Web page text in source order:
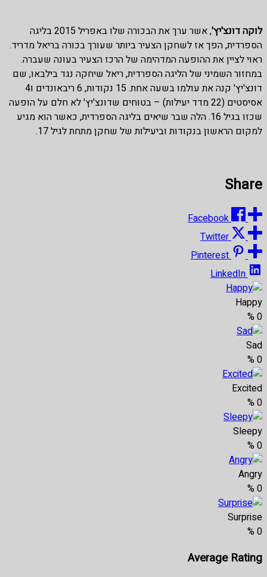
לוקה דונצ'יץ'
, אשר ערך את הבכורה שלו באפריל 2015 בליגה
הספרדית, הפך אז לשחקן הצעיר ביותר שעורך בכורה בריאל מדריד.
ראוי לציין את ההופעה המדהימה של הרכז הצעיר בעונה שעברה.
במחזור השמיני של הליגה הספרדית, ריאל שיחקה נגד בילבאו, שם
דונצ'יץ' קנה את עולמו בשעה אחת. 15 נקודות, 6 ריבאונדים ו4
אסיסטים (22 מדד יעילות) – בטוחים שדונצ'יץ' לא חלם על הופעה
שכזו בגיל 16. הלה שבר שיאים בליגה הספרדית, כאשר הוא מגיע
למקום הראשון בנקודות וביעילות של שחקן מתחת לגיל 17.
Share
Facebook
Twitter
Pinterest
LinkedIn
Happy
0
%
Sad
0
%
Excited
0
%
Sleepy
0
%
Angry
0
%
Surprise
0
%
Average Rating